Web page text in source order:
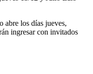
abre los días jueves,
ingresar con invitados